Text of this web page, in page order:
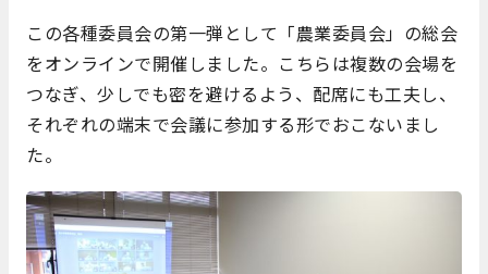
この各種委員会の第一弾として「農業委員会」の総会
をオンラインで開催しました。こちらは複数の会場を
つなぎ、少しでも密を避けるよう、配席にも工夫し、
それぞれの端末で会議に参加する形でおこないまし
た。